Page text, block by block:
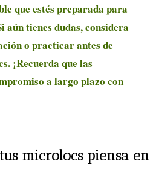
que estés preparada para
aún tienes dudas, considera
o practicar antes de
¡Recuerda que las
a largo plazo con
microlocs piensa en